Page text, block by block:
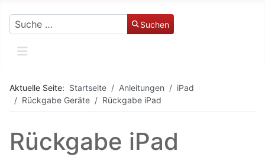
Suchen Suchen
Aktuelle Seite: Startseite Anleitungen
iPad
Rückgabe Geräte
Rückgabe iPad
Rückgabe iPad